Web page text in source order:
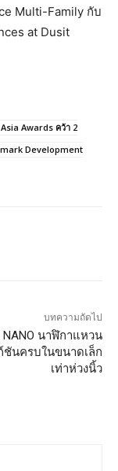
Multi-Family กับ
at Dusit
Awards คว้า 2
Development
บทความถัดไป
NANO นาฬิกาแหวน
ชันครบในขนาดเล็ก
เท่าห่วงนิ้ว